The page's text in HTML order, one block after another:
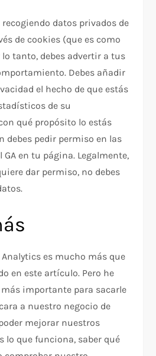
recogiendo datos privados de
de cookies (que es como
lo tanto, debes advertir a tus
Debes añadir
el hecho de que estás
de su
qué propósito lo estás
debes pedir permiso en las
en tu página. Legalmente,
dar permiso, no debes
Analytics es mucho más que
en este artículo. Pero he
importante para sacarle
a nuestro negocio de
mejorar nuestros
lo que funciona, saber qué